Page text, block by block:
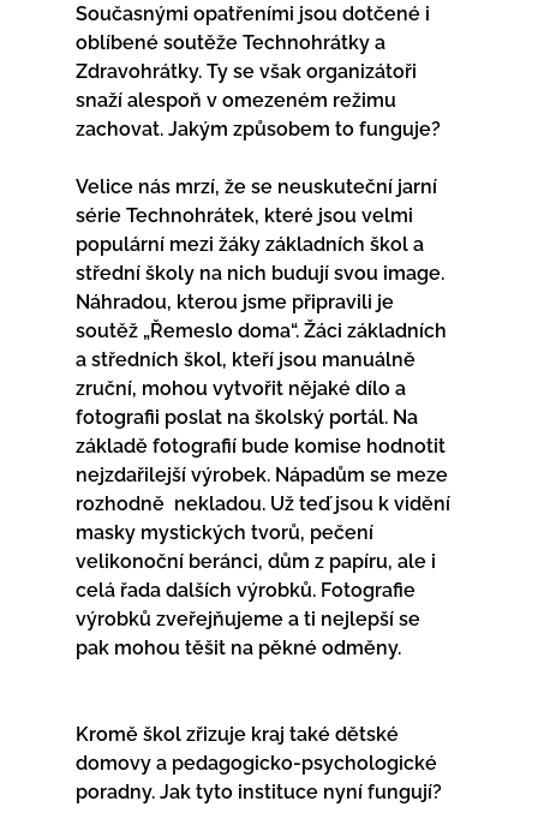
Současnými opatřeními jsou dotčené i
oblíbené soutěže Technohrátky a
Zdravohrátky. Ty se však organizátoři
snaží alespoň v omezeném režimu
zachovat. Jakým způsobem to funguje?
Velice nás mrzí, že se neuskuteční jarní
série Technohrátek, které jsou velmi
populární mezi žáky základních škol a
střední školy na nich budují svou image.
Náhradou, kterou jsme připravili je
soutěž „Řemeslo doma“. Žáci základních
a středních škol, kteří jsou manuálně
zruční, mohou vytvořit nějaké dílo a
fotografii poslat na školský portál. Na
základě fotografií bude komise hodnotit
nejzdařilejší výrobek. Nápadům se meze
rozhodně  nekladou. Už teď jsou k vidění
masky mystických tvorů, pečení
velikonoční beránci, dům z papíru, ale i
celá řada dalších výrobků. Fotografie
výrobků zveřejňujeme a ti nejlepší se
pak mohou těšit na pěkné odměny.
Kromě škol zřizuje kraj také dětské
domovy a pedagogicko-psychologické
poradny. Jak tyto instituce nyní fungují?